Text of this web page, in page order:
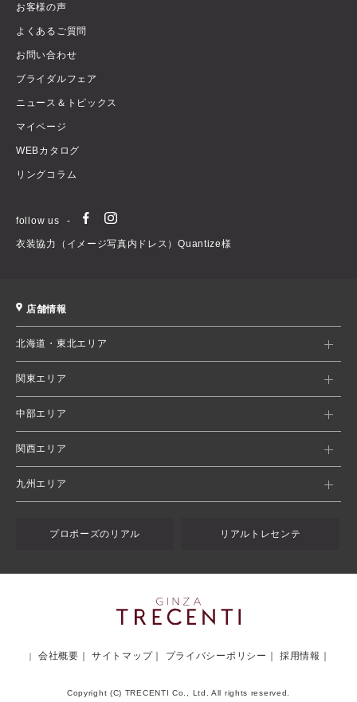
お客様の声
よくあるご質問
お問い合わせ
ブライダルフェア
ニュース＆トピックス
マイページ
WEBカタログ
リングコラム
follow us
衣装協力（イメージ写真内ドレス）Quantize様
店舗情報
北海道・東北エリア
関東エリア
中部エリア
関西エリア
九州エリア
プロポーズのリアル リアルトレセンテ
会社概要 サイトマップ プライバシーポリシー 採用情報
Copyright (C) TRECENTI Co., Ltd. All rights reserved.